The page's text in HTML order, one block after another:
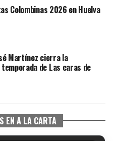
Colombinas 2026 en Huelva
Martínez cierra la
de Las caras de
EN A LA CARTA